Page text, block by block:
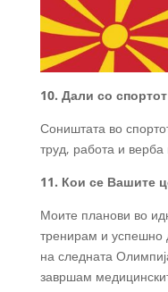
10. Дали со
Соништата во
труд, работа и верба
11. Кои се Вашите
Моите планови во
тренирам и успешно
на следната
завршам